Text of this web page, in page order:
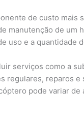
de custo mais
manutenção de um
uso e a quantidade
serviços como a
regulares, reparos
pode variar